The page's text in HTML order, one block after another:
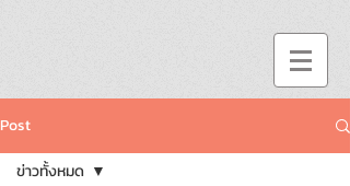
Post
ข่าวทั้งหมด